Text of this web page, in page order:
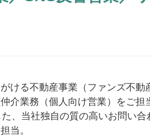
ける不動産事業（ファンズ不動
介業務（個人向け営業）をご担
、当社独自の質の高いお問い
当。